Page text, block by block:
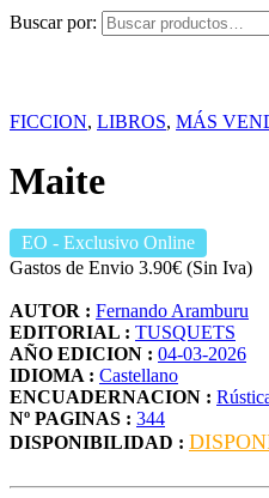
Buscar por:
FICCION, LIBROS, MÁS
Maite
EO - Exclusivo Online
Gastos de Envio 3.90€ (Sin Iva)
AUTOR : Fernando Aramburu
EDITORIAL : TUSQUETS
AÑO EDICION : 04-03-2026
IDIOMA : Castellano
ENCUADERNACION :
Nº PAGINAS : 344
DISPONIBILIDAD :